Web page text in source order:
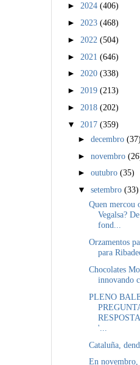
► 2024 (406)
► 2023 (468)
► 2022 (504)
► 2021 (646)
► 2020 (338)
► 2019 (213)
► 2018 (202)
▼ 2017 (359)
►decembro(37)
►novembro
►outubro(35)
▼setembro(33)
Quen mercou
Vegalsa?
fond...
Orzamentos
para
Chocolates
innovando
PLENO
'...
Cataluña,
En novembro,